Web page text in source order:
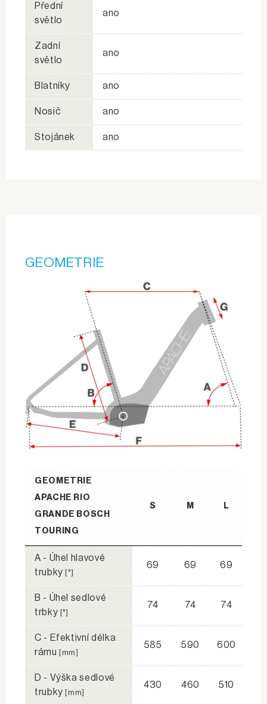
Přední
světlo
ano
Zadní
světlo
ano
Blatníky ano
Nosič ano
Stojánek ano
GEOMETRIE
GEOMETRIE
APACHE RIO
GRANDE BOSCH
TOURING
S M L
A - Úhel hlavové
trubky [°]
69 69 69
B - Úhel sedlové
trbky
[°]
74 74 74
C - Efektivní délka
rámu [mm]
585 590 600
D - Výška sedlové
trubky [mm]
430 460 510